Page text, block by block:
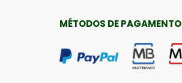
MÉTODOS DE PAGAMENTO